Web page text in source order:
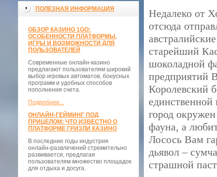
ПОЛЕЗНАЯ ИНФОРМАЦИЯ
ОБЗОР КАЗИНО 1GO:
ОСОБЕННОСТИ ПЛАТФОРМЫ,
ИГРЫ И ВОЗМОЖНОСТИ ДЛЯ
ПОЛЬЗОВАТЕЛЕЙ
Современные онлайн-казино
предлагают пользователям широкий
выбор игровых автоматов, бонусных
программ и удобных способов
пополнения счета.
Подробнее...
ОНЛАЙН-ГЕЙМИНГ ПОД
ПРИЦЕЛОМ: ЧТО ИЗВЕСТНО О
ПЛАТФОРМЕ ГРИЗЛИ КАЗИНО
В последние годы индустрия
онлайн-развлечений стремительно
развивается, предлагая
пользователям множество площадок
для отдыха и досуга.
Недалеко от
отсюда
старейший
шоколадной
предприятий
Королевский
единственной
город
фауна, а
Лосось Вам
дьявол –
страшной